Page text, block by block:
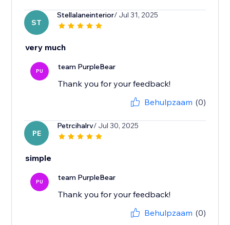
ST
Stellalaneinterior/ Jul 31, 2025
very much
PU team PurpleBear
Thank you for your feedback!
Behulpzaam (0)
PE
Petrcihalrv/ Jul 30, 2025
simple
PU team PurpleBear
Thank you for your feedback!
Behulpzaam (0)